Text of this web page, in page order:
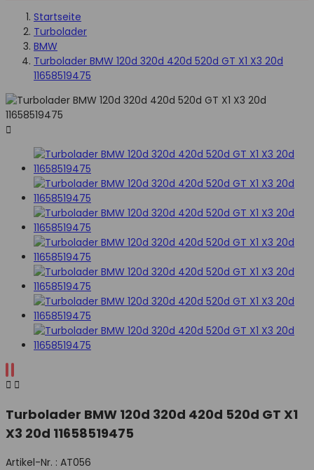
Startseite
Turbolader
BMW
Turbolader BMW 120d 320d 420d 520d GT X1 X3 20d
11658519475

 
Turbolader BMW 120d 320d 420d 520d GT X1
X3 20d 11658519475
Artikel-Nr. : AT056